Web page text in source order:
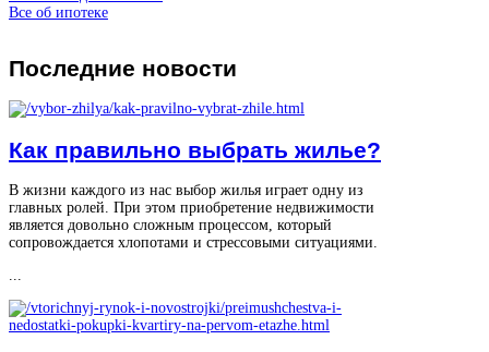
Все об ипотеке
Последние новости
Как правильно выбрать жилье?
В жизни каждого из нас выбор жилья играет одну из
главных ролей. При этом приобретение недвижимости
является довольно сложным процессом, который
сопровождается хлопотами и стрессовыми ситуациями.
...